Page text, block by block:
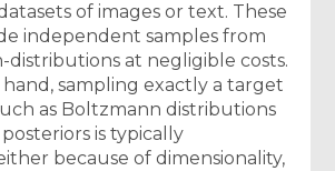
of images or text. These
independent samples from
distributions at negligible costs.
sampling exactly a target
as Boltzmann distributions
is typically
because of dimensionality,